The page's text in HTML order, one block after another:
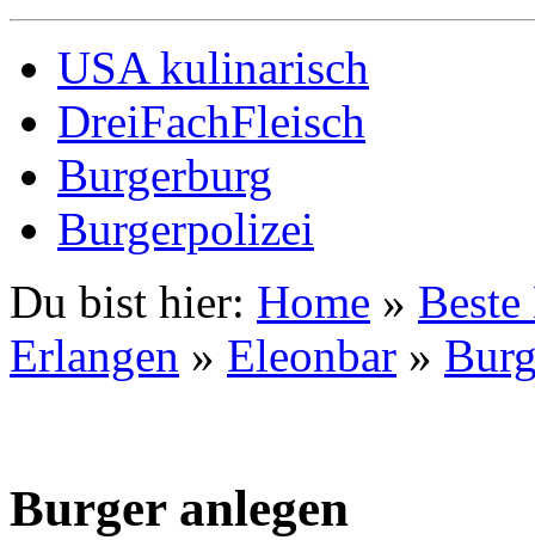
USA kulinarisch
DreiFachFleisch
Burgerburg
Burgerpolizei
Du bist hier: Home »
Erlangen » Eleonbar »
Burger anlegen